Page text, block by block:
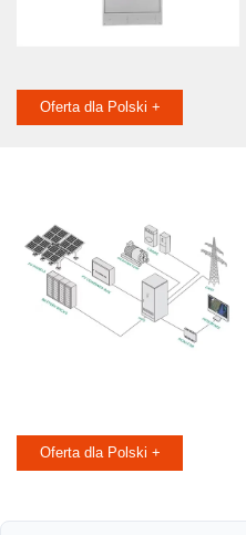
Oferta dla Polski +
Oferta dla Polski +